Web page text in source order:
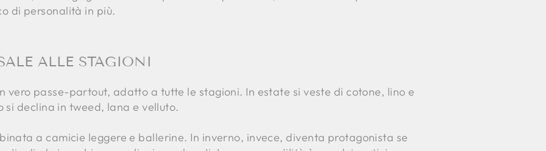
di personalità in più.
ALLE STAGIONI
vero passe-partout, adatto a tutte le stagioni. In estate si veste di cotone, lino e
si declina in tweed, lana e velluto.
a camicie leggere e ballerine. In inverno, invece, diventa protagonista se